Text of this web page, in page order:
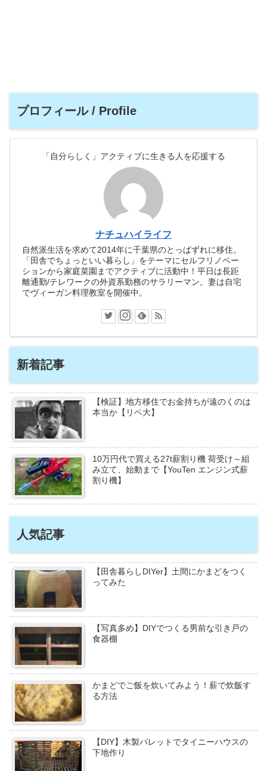
プロフィール / Profile
「自分らしく」アクティブに生きる人を応援する
ナチュハイライフ
自然派生活を求めて2014年に千葉県のとっぱずれに移住。
「田舎でちょっといい暮らし」をテーマにセルフリノベー
ションから家庭菜園までアクティブに活動中！平日は長距
離通勤/テレワークの外資系勤務のサラリーマン。妻は自宅
でヴィーガン料理教室を開催中。
新着記事
【検証】地方移住でお金持ちが遠のくのは
本当か【リベ大】
10万円代で買える27t薪割り機 荷受け～組
み立て、始動まで【YouTen エンジン式薪
割り機】
人気記事
【田舎暮らしDIYer】土間にかまどをつく
ってみた
【写真多め】DIYでつくる男前な引き戸の
食器棚
かまどでご飯を炊いてみよう！薪で炊飯す
る方法
【DIY】木製パレットでタイニーハウスの
下地作り